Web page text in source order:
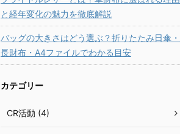
と経年変化の魅力を徹底解説
バッグの大きさはどう選ぶ？折りたたみ日傘・
長財布・A4ファイルでわかる目安
カテゴリー
CR活動 (4)